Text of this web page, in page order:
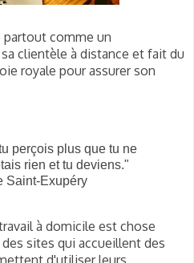
partout comme un
clientèle à distance et fait du
royale pour assurer son
perçois plus que tu ne
rien et tu deviens."
Saint-Exupéry
à domicile est chose
sites qui accueillent des